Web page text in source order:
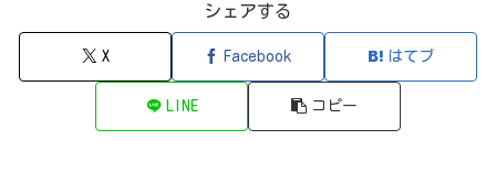
シェアする
X Facebook はてブ
LINE コピー